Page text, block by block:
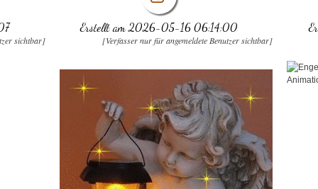
sichtbar]
Erstellt am 2026-05-16 06:14:00
[Verfasser nur für angemeldete Benutzer sichtbar]